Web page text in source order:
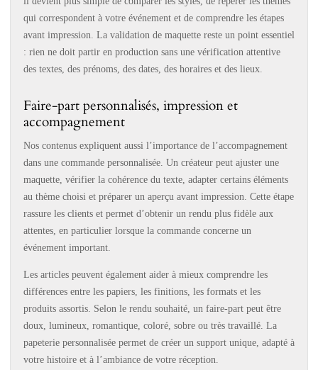
qui correspondent à votre événement et de comprendre les étapes
avant impression. La validation de maquette reste un point essentiel
: rien ne doit partir en production sans une vérification attentive
des textes, des prénoms, des dates, des horaires et des lieux.
Faire-part personnalisés, impression et
accompagnement
Nos contenus expliquent aussi l’importance de l’accompagnement
dans une commande personnalisée. Un créateur peut ajuster une
maquette, vérifier la cohérence du texte, adapter certains éléments
au thème choisi et préparer un aperçu avant impression. Cette étape
rassure les clients et permet d’obtenir un rendu plus fidèle aux
attentes, en particulier lorsque la commande concerne un
événement important.
Les articles peuvent également aider à mieux comprendre les
différences entre les papiers, les finitions, les formats et les
produits assortis. Selon le rendu souhaité, un faire-part peut être
doux, lumineux, romantique, coloré, sobre ou très travaillé. La
papeterie personnalisée permet de créer un support unique, adapté à
votre histoire et à l’ambiance de votre réception.